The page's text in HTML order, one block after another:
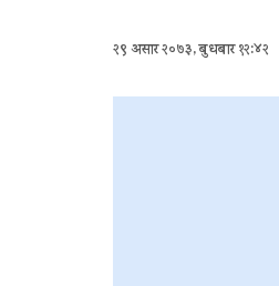
२९ असार २०७३, बुधबार १२:४२